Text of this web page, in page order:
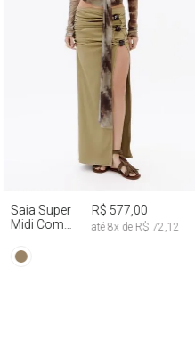
M
Saia Super
Midi Com
Lateral
R$ 577,00
até 8x de R$ 72,12